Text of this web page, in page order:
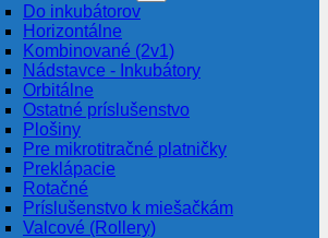
Do inkubátorov
Horizontálne
Kombinované (2v1)
Nádstavce - Inkubátory
Orbitálne
Ostatné príslušenstvo
Plošiny
Pre mikrotitračné platničky
Preklápacie
Rotačné
Príslušenstvo k miešačkám
Valcové (Rollery)